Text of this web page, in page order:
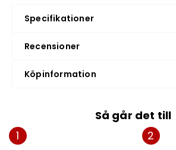
Specifikationer
Recensioner
Köpinformation
Så går det till
1
2